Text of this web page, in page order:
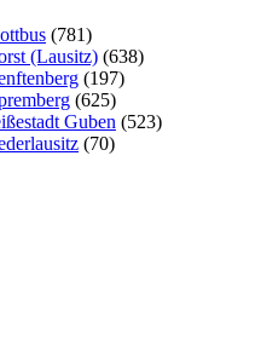
(781)
(Lausitz) (638)
(197)
(625)
Guben (523)
(70)